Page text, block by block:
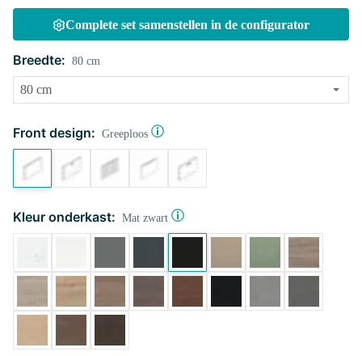
Complete set samenstellen in de configurator
Breedte: 80 cm
Front design: Greeploos
Kleur onderkast: Mat zwart